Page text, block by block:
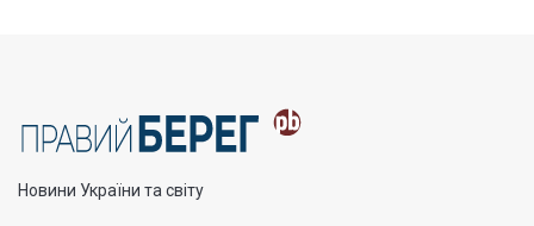
Новини України та світу